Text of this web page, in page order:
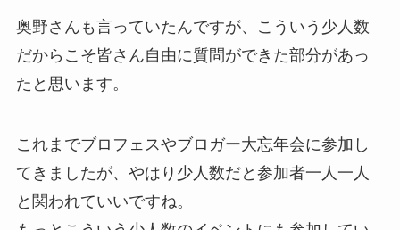
奥野さんも言っていたんですが、こういう少人数
だからこそ皆さん自由に質問ができた部分があっ
たと思います。
これまでブロフェスやブロガー大忘年会に参加し
てきましたが、やはり少人数だと参加者一人一人
と関われていいですね。